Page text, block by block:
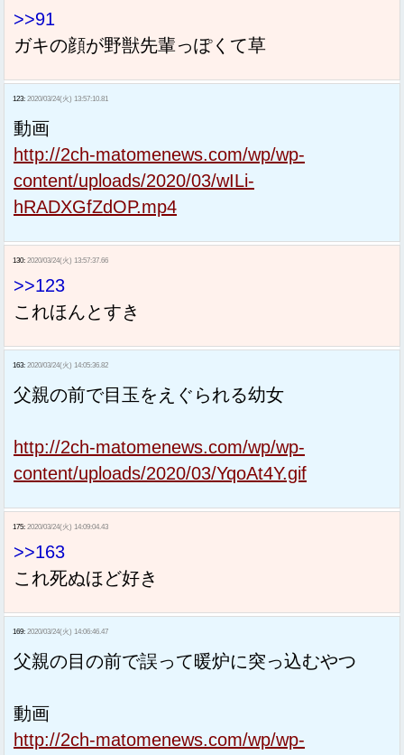
>>91
ガキの顔が野獣先輩っぽくて草
123: 2020/03/24(火) 13:57:10.81
動画
http://2ch-matomenews.com/wp/wp-
content/uploads/2020/03/wILi-
hRADXGfZdOP.mp4
130: 2020/03/24(火) 13:57:37.66
>>123
これほんとすき
163: 2020/03/24(火) 14:05:36.82
父親の前で目玉をえぐられる幼女
http://2ch-matomenews.com/wp/wp-
content/uploads/2020/03/YqoAt4Y.gif
175: 2020/03/24(火) 14:09:04.43
>>163
これ死ぬほど好き
169: 2020/03/24(火) 14:06:46.47
父親の目の前で誤って暖炉に突っ込むやつ
動画
http://2ch-matomenews.com/wp/wp-